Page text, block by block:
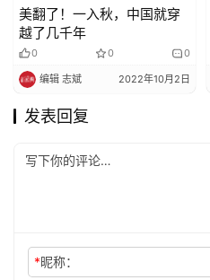
美翻了！一入秋，中国就穿
越了几千年
0 0 0
编辑 志斌 2022年10月2日
发表回复
*昵称：